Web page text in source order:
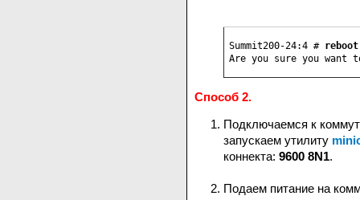
Summit200-24:4 # reboot
Are you sure you
Способ 2.
Подключаемся к
запускаем утилиту
коннекта: 9600 8N1.
Подаем питание на